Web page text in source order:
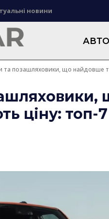
новини
та позашляховики, що найдовше
ціну: топ-